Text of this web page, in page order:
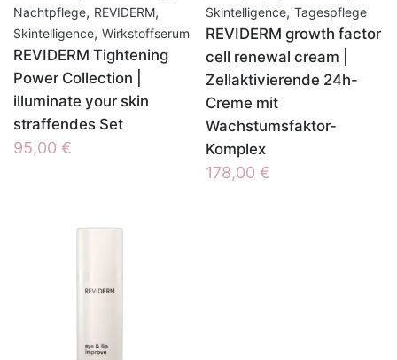
Nachtpflege, REVIDERM,
Skintelligence, Wirkstoffserum
REVIDERM Tightening
Power Collection |
illuminate your skin
straffendes Set
95,00 €
Skintelligence, Tagespflege
REVIDERM growth factor
cell renewal cream |
Zellaktivierende 24h-
Creme mit
Wachstumsfaktor-
Komplex
178,00 €